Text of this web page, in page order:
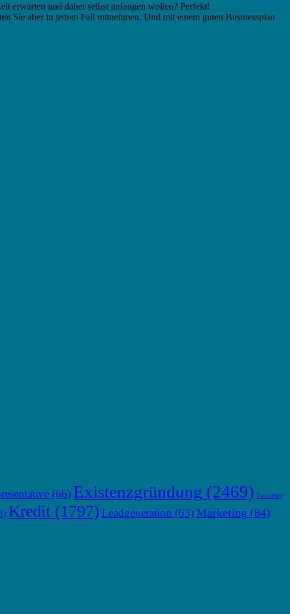
erwarten und daher selbst anfangen wollen? Perfekt!
Sie aber in jedem Fall mitnehmen. Und mit einem guten Businessplan
(66) Existenzgründung (2469) Factoring
Kredit (1797) Leadgeneration (63)Marketing (84)